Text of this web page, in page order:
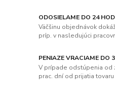
ODOSIELAME DO 24
Väčšinu objednávok
príp. v nasledujúci
PENIAZE VRACIAME DO
V prípade odstúpenia od
prac. dní od prijatia tovaru